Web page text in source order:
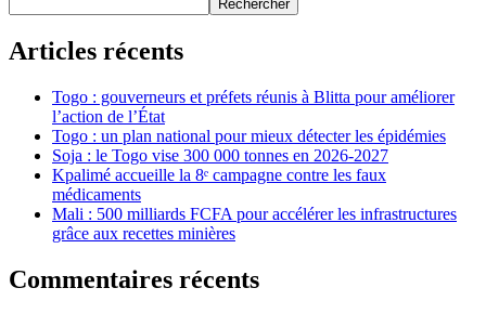
Rechercher
Articles récents
Togo : gouverneurs et préfets réunis à Blitta pour améliorer
l’action de l’État
Togo : un plan national pour mieux détecter les épidémies
Soja : le Togo vise 300 000 tonnes en 2026-2027
Kpalimé accueille la 8ᵉ campagne contre les faux
médicaments
Mali : 500 milliards FCFA pour accélérer les infrastructures
grâce aux recettes minières
Commentaires récents